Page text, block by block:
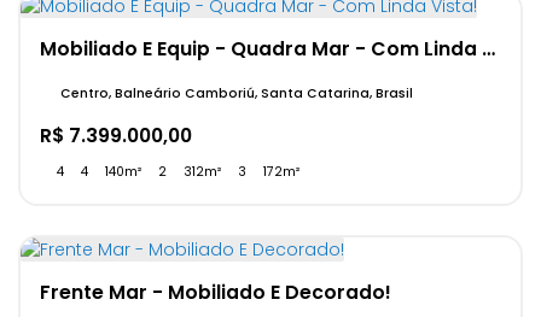
Mobiliado E Equip - Quadra Mar - Com Linda Vista!
R$ 7.399.000,00
Centro, Balneário Camboriú, Santa Catarina, Brasil
4 4 140m² 2 312m² 3 172m²
Frente Mar - Mobiliado E Decorado!